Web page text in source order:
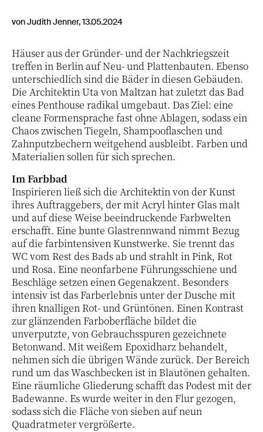
von Judith Jenner, 13.05.2024
Häuser aus der Gründer- und der Nachkriegszeit
treffen in Berlin auf Neu- und Plattenbauten. Ebenso
unterschiedlich sind die Bäder in diesen Gebäuden.
Die Architektin Uta von Maltzan hat zuletzt das Bad
eines Penthouse radikal umgebaut. Das Ziel: eine
cleane Formensprache fast ohne Ablagen, sodass ein
Chaos zwischen Tiegeln, Shampooflaschen und
Zahnputzbechern weitgehend ausbleibt. Farben und
Materialien sollen für sich sprechen.
Im Farbbad
Inspirieren ließ sich die Architektin von der Kunst
ihres Auftraggebers, der mit Acryl hinter Glas malt
und auf diese Weise beeindruckende Farbwelten
erschafft. Eine bunte Glastrennwand nimmt Bezug
auf die farbintensiven Kunstwerke. Sie trennt das
WC vom Rest des Bads ab und strahlt in Pink, Rot
und Rosa. Eine neonfarbene Führungsschiene und
Beschläge setzen einen Gegenakzent. Besonders
intensiv ist das Farberlebnis unter der Dusche mit
ihren knalligen Rot- und Grüntönen. Einen Kontrast
zur glänzenden Farboberfläche bildet die
unverputzte, von Gebrauchsspuren gezeichnete
Betonwand. Mit weißem Epoxidharz behandelt,
nehmen sich die übrigen Wände zurück. Der Bereich
rund um das Waschbecken ist in Blautönen gehalten.
Eine räumliche Gliederung schafft das Podest mit der
Badewanne. Es wurde weiter in den Flur gezogen,
sodass sich die Fläche von sieben auf neun
Quadratmeter vergrößerte.